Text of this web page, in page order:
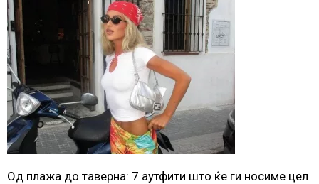
Од плажа до таверна: 7 аутфити што ќе ги носиме цел